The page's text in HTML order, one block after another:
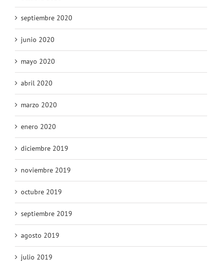
octubre 2020
septiembre 2020
junio 2020
mayo 2020
abril 2020
marzo 2020
enero 2020
diciembre 2019
noviembre 2019
octubre 2019
septiembre 2019
agosto 2019